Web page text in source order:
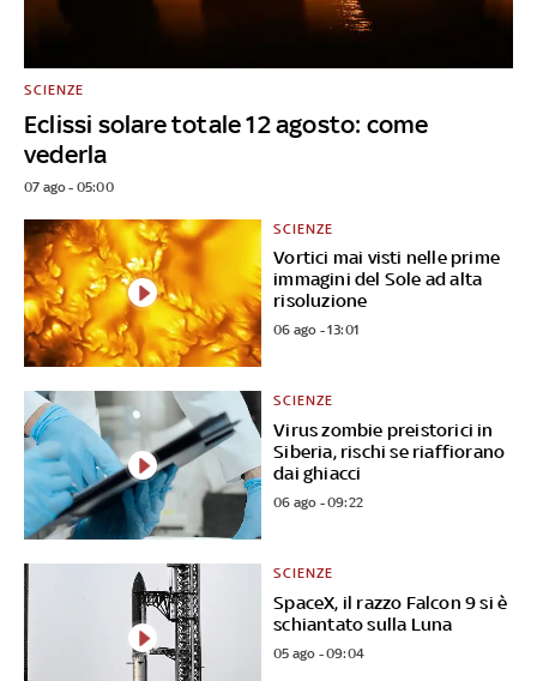
Eclissi solare totale 12 agosto: come
vederla
SCIENZE
07 ago - 05:00
Vortici mai visti nelle prime
immagini del Sole ad alta
risoluzione
SCIENZE
06 ago - 13:01
Virus zombie preistorici in
Siberia, rischi se riaffiorano
dai ghiacci
SCIENZE
06 ago - 09:22
SpaceX, il razzo Falcon 9 si è
schiantato sulla Luna
SCIENZE
05 ago - 09:04